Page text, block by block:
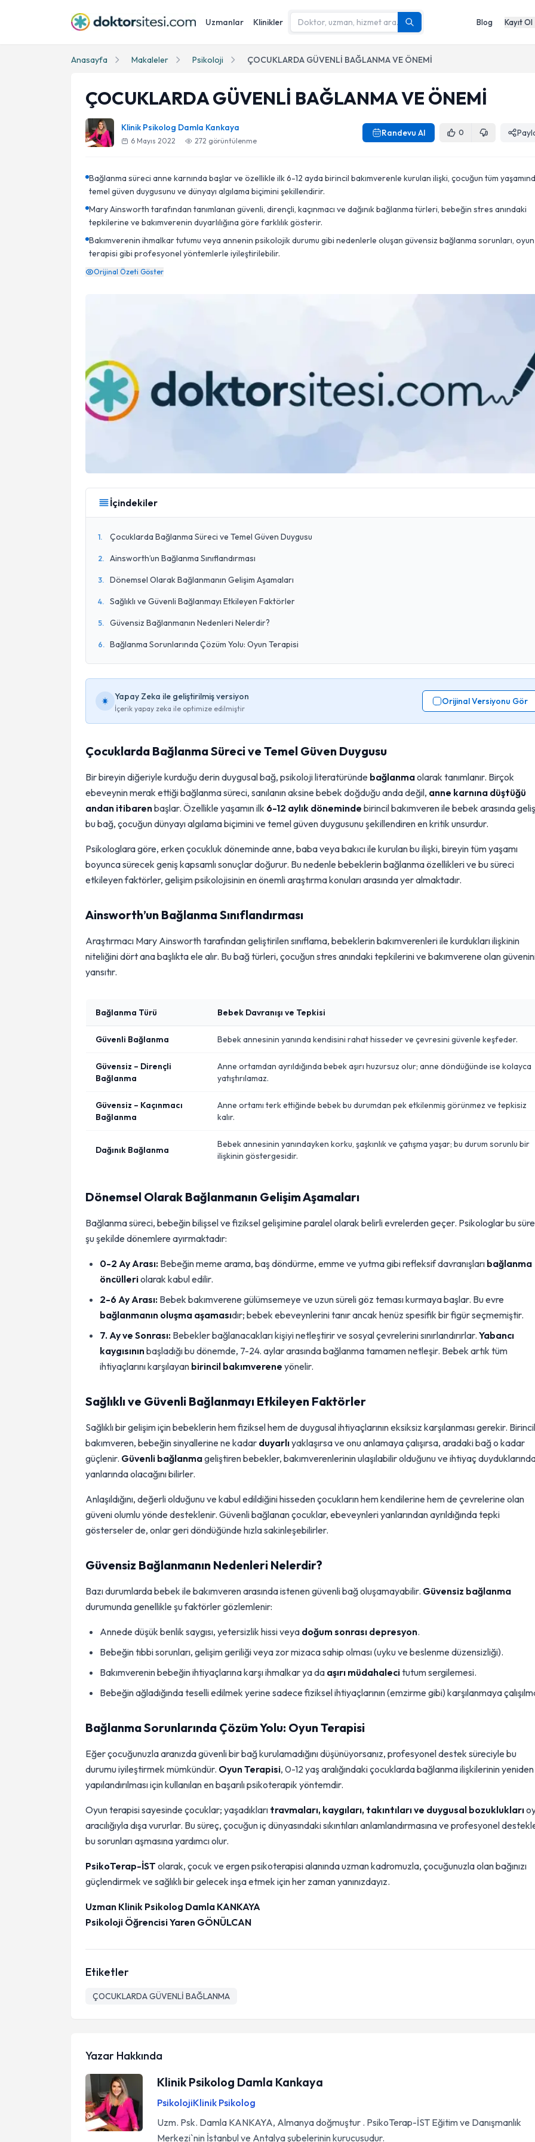
Uzmanlar Klinikler Blog Kayıt Ol
Anasayfa Makaleler Psikoloji ÇOCUKLARDA GÜVENLİ BAĞLANMA VE ÖNEMİ
ÇOCUKLARDA GÜVENLİ BAĞLANMA VE ÖNEMİ
Klinik Psikolog Damla Kankaya
6 Mayıs 2022 272 görüntülenme
Randevu Al 0
Bağlanma süreci anne karnında başlar ve özellikle ilk 6-12 ayda birincil bakımverenle kurulan ilişki, çocuğun tüm
temel güven duygusunu ve dünyayı algılama biçimini şekillendirir.
Mary Ainsworth tarafından tanımlanan güvenli, dirençli, kaçınmacı ve dağınık bağlanma türleri, bebeğin stres anındaki
tepkilerine ve bakımverenin duyarlılığına göre farklılık gösterir.
Bakımverenin ihmalkar tutumu veya annenin psikolojik durumu gibi nedenlerle oluşan güvensiz bağlanma sorunları, oyun
terapisi gibi profesyonel yöntemlerle iyileştirilebilir.
Orijinal Özeti Göster
İçindekiler
1. Çocuklarda Bağlanma Süreci ve Temel Güven Duygusu
2. Ainsworth’un Bağlanma Sınıflandırması
3. Dönemsel Olarak Bağlanmanın Gelişim Aşamaları
4. Sağlıklı ve Güvenli Bağlanmayı Etkileyen Faktörler
5. Güvensiz Bağlanmanın Nedenleri Nelerdir?
6. Bağlanma Sorunlarında Çözüm Yolu: Oyun Terapisi
Yapay Zeka ile geliştirilmiş versiyon
İçerik yapay zeka ile optimize edilmiştir
Orijinal Versiyonu Gör
Çocuklarda Bağlanma Süreci ve Temel Güven Duygusu
Bir bireyin diğeriyle kurduğu derin duygusal bağ, psikoloji literatüründe bağlanmaolarak tanımlanır. Birçok
ebeveynin merak ettiği bağlanma süreci, sanılanın aksine bebek doğduğu anda değil, anne karnına düştüğü
andan itibarenbaşlar. Özellikle yaşamın ilk 6-12 aylık döneminde birincil bakımveren ile bebek arasında
bu bağ, çocuğun dünyayı algılama biçimini ve temel güven duygusunu şekillendiren en kritik unsurdur.
Psikologlara göre, erken çocukluk döneminde anne, baba veya bakıcı ile kurulan bu ilişki, bireyin tüm yaşamı
boyunca sürecek geniş kapsamlı sonuçlar doğurur. Bu nedenle bebeklerin bağlanma özellikleri ve bu süreci
etkileyen faktörler, gelişim psikolojisinin en önemli araştırma konuları arasında yer almaktadır.
Ainsworth’un Bağlanma Sınıflandırması
Araştırmacı Mary Ainsworth tarafından geliştirilen sınıflama, bebeklerin bakımverenleri ile kurdukları ilişkinin
niteliğini dört ana başlıkta ele alır. Bu bağ türleri, çocuğun stres anındaki tepkilerini ve bakımverene olan
yansıtır.
Bağlanma Türü Bebek Davranışı ve Tepkisi
Güvenli Bağlanma Bebek annesinin yanında kendisini rahat hisseder ve çevresini güvenle keşfeder.
Güvensiz – Dirençli
Bağlanma
Anne ortamdan ayrıldığında bebek aşırı huzursuz olur; anne döndüğünde ise kolayca
yatıştırılamaz.
Güvensiz – Kaçınmacı
Bağlanma
Anne ortamı terk ettiğinde bebek bu durumdan pek etkilenmiş görünmez ve tepkisiz
kalır.
Dağınık Bağlanma
Bebek annesinin yanındayken korku, şaşkınlık ve çatışma yaşar; bu durum sorunlu bir
ilişkinin göstergesidir.
Dönemsel Olarak Bağlanmanın Gelişim Aşamaları
Bağlanma süreci, bebeğin bilişsel ve fiziksel gelişimine paralel olarak belirli evrelerden geçer. Psikologlar bu
şu şekilde dönemlere ayırmaktadır:
0-2 Ay Arası: Bebeğin meme arama, baş döndürme, emme ve yutma gibi refleksif davranışları bağlanma
öncülleriolarak kabul edilir.
2-6 Ay Arası: Bebek bakımverene gülümsemeye ve uzun süreli göz teması kurmaya başlar. Bu evre
bağlanmanın oluşma aşamasıdır; bebek ebeveynlerini tanır ancak henüz spesifik bir figür seçmemiştir.
7. Ay ve Sonrası: Bebekler bağlanacakları kişiyi netleştirir ve sosyal çevrelerini sınırlandırırlar. Yabancı
kaygısınınbaşladığı bu dönemde, 7-24. aylar arasında bağlanma tamamen netleşir. Bebek artık tüm
ihtiyaçlarını karşılayan birincil bakımverene yönelir.
Sağlıklı ve Güvenli Bağlanmayı Etkileyen Faktörler
Sağlıklı bir gelişim için bebeklerin hem fiziksel hem de duygusal ihtiyaçlarının eksiksiz karşılanması gerekir. Birincil
bakımveren, bebeğin sinyallerine ne kadar duyarlıyaklaşırsa ve onu anlamaya çalışırsa, aradaki bağ o kadar
güçlenir. Güvenli bağlanmageliştiren bebekler, bakımverenlerinin ulaşılabilir olduğunu ve ihtiyaç
yanlarında olacağını bilirler.
Anlaşıldığını, değerli olduğunu ve kabul edildiğini hisseden çocukların hem kendilerine hem de çevrelerine olan
güveni olumlu yönde desteklenir. Güvenli bağlanan çocuklar, ebeveynleri yanlarından ayrıldığında tepki
gösterseler de, onlar geri döndüğünde hızla sakinleşebilirler.
Güvensiz Bağlanmanın Nedenleri Nelerdir?
Bazı durumlarda bebek ile bakımveren arasında istenen güvenli bağ oluşamayabilir. Güvensiz bağlanma
durumunda genellikle şu faktörler gözlemlenir:
Annede düşük benlik saygısı, yetersizlik hissi veya doğum sonrası depresyon.
Bebeğin tıbbi sorunları, gelişim geriliği veya zor mizaca sahip olması (uyku ve beslenme düzensizliği).
Bakımverenin bebeğin ihtiyaçlarına karşı ihmalkar ya da aşırı müdahalecitutum sergilemesi.
Bebeğin ağladığında teselli edilmek yerine sadece fiziksel ihtiyaçlarının (emzirme gibi) karşılanmaya
Bağlanma Sorunlarında Çözüm Yolu: Oyun Terapisi
Eğer çocuğunuzla aranızda güvenli bir bağ kurulamadığını düşünüyorsanız, profesyonel destek süreciyle bu
durumu iyileştirmek mümkündür. Oyun Terapisi, 0-12 yaş aralığındaki çocuklarda bağlanma ilişkilerinin yeniden
yapılandırılması için kullanılan en başarılı psikoterapik yöntemdir.
Oyun terapisi sayesinde çocuklar; yaşadıkları travmaları, kaygıları, takıntıları ve duygusal bozuklukları
aracılığıyla dışa vururlar. Bu süreç, çocuğun iç dünyasındaki sıkıntıları anlamlandırmasına ve profesyonel
bu sorunları aşmasına yardımcı olur.
PsikoTerap-İST olarak, çocuk ve ergen psikoterapisi alanında uzman kadromuzla, çocuğunuzla olan bağınızı
güçlendirmek ve sağlıklı bir gelecek inşa etmek için her zaman yanınızdayız.
Uzman Klinik Psikolog Damla KANKAYA
Psikoloji Öğrencisi Yaren GÖNÜLCAN
Etiketler
ÇOCUKLARDA GÜVENLİ BAĞLANMA
Yazar Hakkında
Klinik Psikolog Damla Kankaya
PsikolojiKlinik Psikolog
Uzm. Psk. Damla KANKAYA, Almanya doğmuştur . PsikoTerap-İST Eğitim ve Danışmanlık
Merkezi`nin İstanbul ve Antalya şubelerinin kurucusudur.